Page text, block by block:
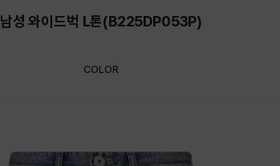
남성 와이드벅 L톤(B225DP053P)
COLOR